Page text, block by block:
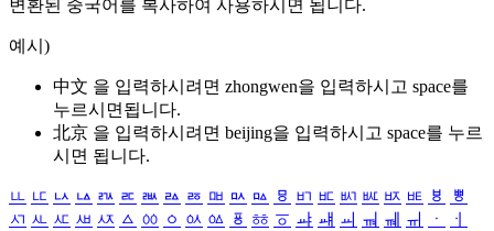
변환된 중국어를 복사하여 사용하시면 됩니다.
예시)
中文 을 입력하시려면 zhongwen을 입력하시고 space를
누르시면됩니다.
北京 을 입력하시려면 beijing을 입력하시고 space를 누르
시면 됩니다.
ㅥ ㅦ ㅧ ㅨ ㅩ ㅪ ㅫ ㅬ ㅭ ㅮ ㅯ ㅰ ㅱ ㅲ ㅳ ㅴ ㅵ ㅶ ㅷ ㅸ
ㅹ
ㅺ ㅻ ㅼ ㅽ ㅾ ㅿ ㆀ ㆁ ㆂ ㆃ ㆄ ㆅ ㆆ ㆇ ㆈ ㆉ ㆊ ㆋ ㆌ ㆍ
ㆎ